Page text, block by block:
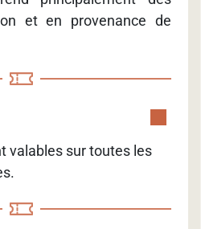
et en provenance de
valables sur toutes les